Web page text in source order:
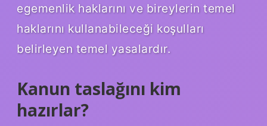
egemenlik haklarını ve bireylerin temel
haklarını kullanabileceği koşulları
belirleyen temel yasalardır.
Kanun taslağını kim
hazırlar?